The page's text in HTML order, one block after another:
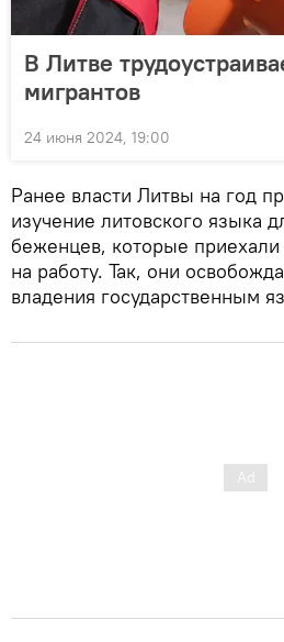
В Литве
мигрантов
24 июня 2024, 19:00
Ранее власти Литвы на год
изучение литовского языка
беженцев, которые приехали
на работу. Так, они
владения государственным